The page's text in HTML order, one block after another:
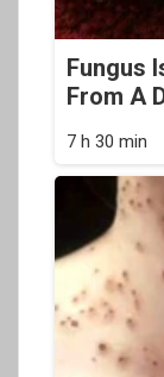
Fungus
From A
7 h 30 min